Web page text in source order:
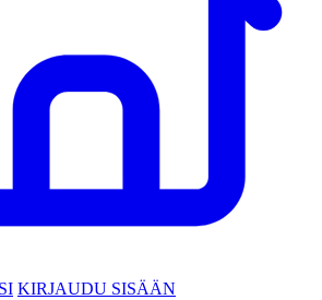
KIRJAUDU SISÄÄN